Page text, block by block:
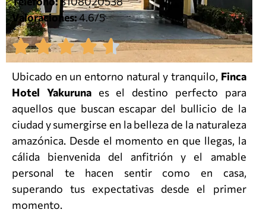
Valoraciones:4.6/5
Ubicado en un entorno natural y tranquilo, Finca
Hotel Yakurunaes el destino perfecto para
aquellos que buscan escapar del bullicio de la
ciudad y sumergirse en la belleza de la naturaleza
amazónica. Desde el momento en que llegas, la
cálida bienvenida del anfitrión y el amable
personal te hacen sentir como en casa,
superando tus expectativas desde el primer
momento.